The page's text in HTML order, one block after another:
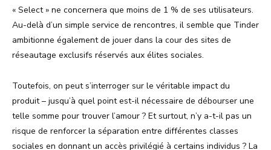
« Select » ne concernera que moins de 1 % de ses utilisateurs.
Au-delà d’un simple service de rencontres, il semble que Tinder
ambitionne également de jouer dans la cour des sites de
réseautage exclusifs réservés aux élites sociales.
Toutefois, on peut s’interroger sur le véritable impact du
produit – jusqu’à quel point est-il nécessaire de débourser une
telle somme pour trouver l’amour ? Et surtout, n’y a-t-il pas un
risque de renforcer la séparation entre différentes classes
sociales en donnant un accès privilégié à certains individus ? La